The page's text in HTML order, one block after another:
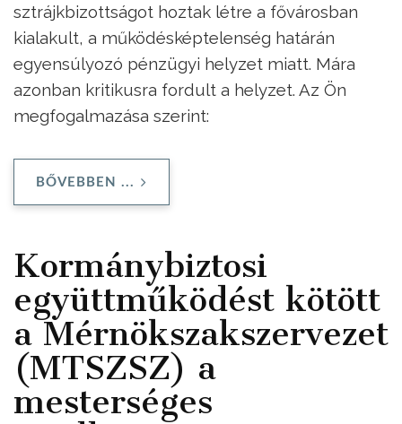
sztrájkbizottságot hoztak létre a fővárosban
kialakult, a működésképtelenség határán
egyensúlyozó pénzügyi helyzet miatt. Mára
azonban kritikusra fordult a helyzet. Az Ön
megfogalmazása szerint:
BŐVEBBEN ...
Kormánybiztosi
együttműködést kötött
a Mérnökszakszervezet
(MTSZSZ) a
mesterséges